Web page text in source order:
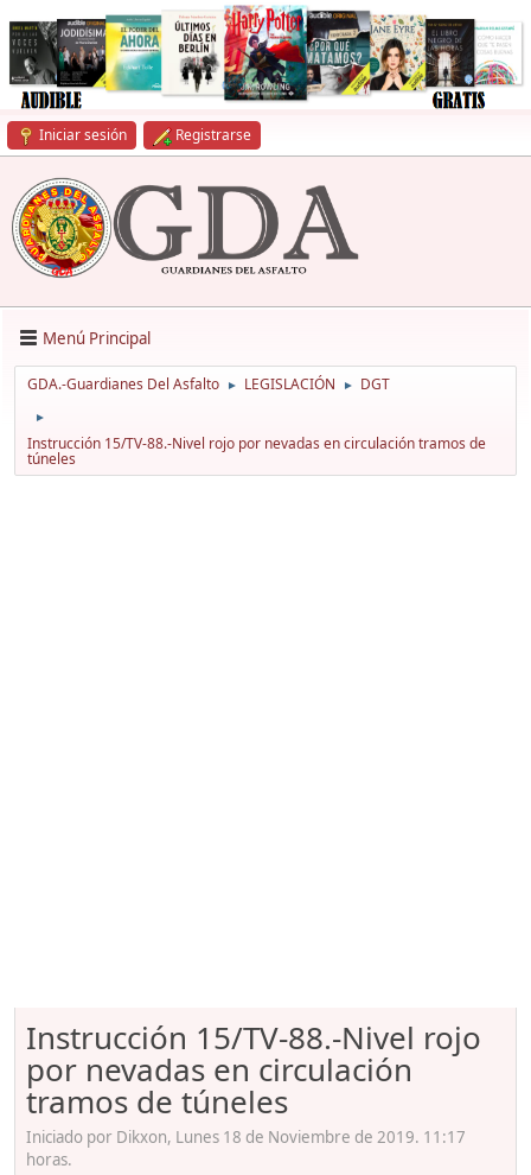
Iniciar sesión Registrarse
Menú Principal
GDA.-Guardianes Del Asfalto ► LEGISLACIÓN ► DGT
►
Instrucción 15/TV-88.-Nivel rojo por nevadas en circulación tramos de
túneles
Instrucción 15/TV-88.-Nivel rojo
por nevadas en circulación
tramos de túneles
Iniciado por Dikxon, Lunes 18 de Noviembre de 2019. 11:17
horas.